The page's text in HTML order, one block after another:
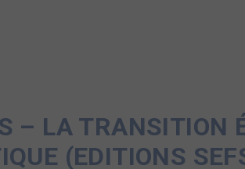
– LA TRANSITION
(EDITIONS